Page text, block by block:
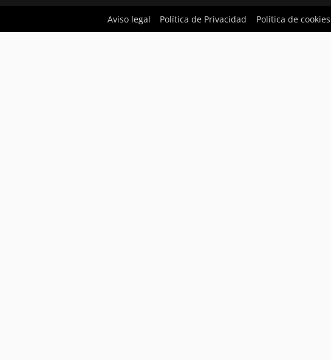
Aviso legal Política de Privacidad Política de cookies